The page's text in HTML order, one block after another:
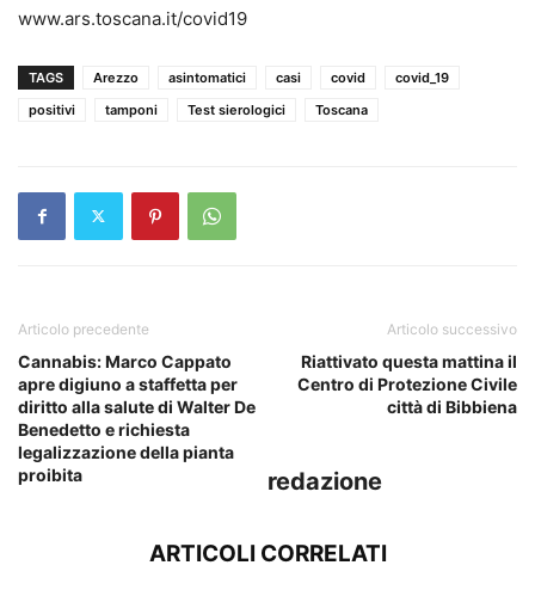
www.ars.toscana.it/covid19
TAGS Arezzo asintomatici casi covid
covid_19
positivi
tamponi Test sierologici Toscana
Articolo precedente
Cannabis: Marco Cappato
apre digiuno a staffetta per
diritto alla salute di Walter De
Benedetto e richiesta
legalizzazione della pianta
proibita
Articolo successivo
Riattivato questa mattina il
Centro di Protezione Civile
città di Bibbiena
redazione
ARTICOLI CORRELATI